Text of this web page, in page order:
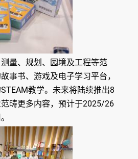
量、规划、园境及工程等范
事书、游戏及电子学习平台，
教学。未来将陆续推出8
畴更多内容，预计于2025/26